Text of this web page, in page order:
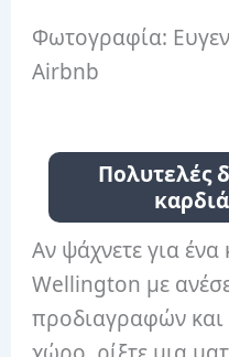
Φωτογραφία:
Airbnb
Πολυτελές
Αν ψάχνετε για
Wellington με
προδιαγραφών και